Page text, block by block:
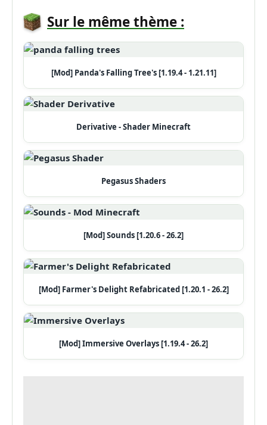
Sur le même thème :
[Mod] Panda's Falling Tree's [1.19.4 - 1.21.11]
Derivative - Shader Minecraft
Pegasus Shaders
[Mod] Sounds [1.20.6 - 26.2]
[Mod] Farmer's Delight Refabricated [1.20.1 - 26.2]
[Mod] Immersive Overlays [1.19.4 - 26.2]